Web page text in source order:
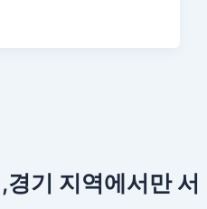
기 지역에서만 서